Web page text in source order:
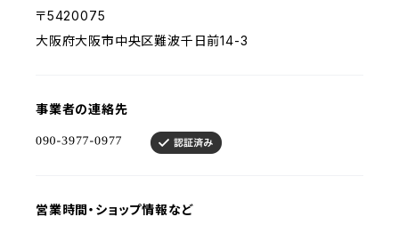
〒5420075
大阪府大阪市中央区難波千日前14-3
事業者の連絡先
営業時間・ショップ情報など